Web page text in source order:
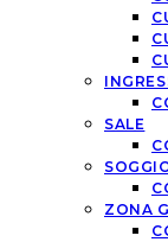
SALE
ZONA